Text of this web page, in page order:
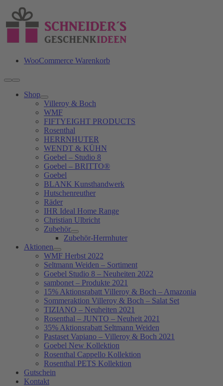
Inhalt
springen
WooCommerce Warenkorb
Toggle
Navigation
Shop
Villeroy & Boch
WMF
FIFTYEIGHT PRODUCTS
Rosenthal
HERRNHUTER
WENDT & KÜHN
Goebel – Studio 8
Goebel – BRITTO®
Goebel
BLANK Kunsthandwerk
Hutschenreuther
Räder
IHR Ideal Home Range
Christian Ulbricht
Zubehör
Zubehör-Herrnhuter
Aktionen
WMF Herbst 2022
Seltmann Weiden – Sortiment
Goebel Studio 8 – Neuheiten 2022
sambonet – Produkte 2021
15% Aktionsrabatt Villeroy & Boch – Amazonia
Sommeraktion Villeroy & Boch – Salat Set
TIZIANO – Neuheiten 2021
Rosenthal – JUNTO – Neuheit 2021
35% Aktionsrabatt Seltmann Weiden
Pastaset Vapiano – Villeroy & Boch 2021
Goebel New Kollektion
Rosenthal Cappello Kollektion
Rosenthal PETS Kollektion
Gutschein
Kontakt